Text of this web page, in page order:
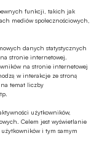
funkcji, takich jak
mediów społecznościowych,
danych statystycznych
stronie internetowej.
na stronie internetowej
w interakcje ze stroną
temat liczby
użytkowników,
Celem jest wyświetlanie
i tym samym
bezrobocia w
– firmy
tną wydatki